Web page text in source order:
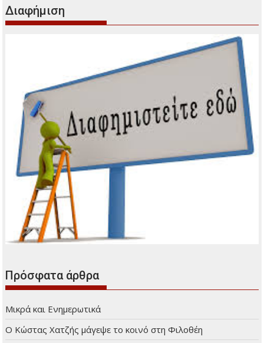
Διαφήμιση
Πρόσφατα άρθρα
Μικρά και Ενημερωτικά
Ο Κώστας Χατζής μάγεψε το κοινό στη Φιλοθέη